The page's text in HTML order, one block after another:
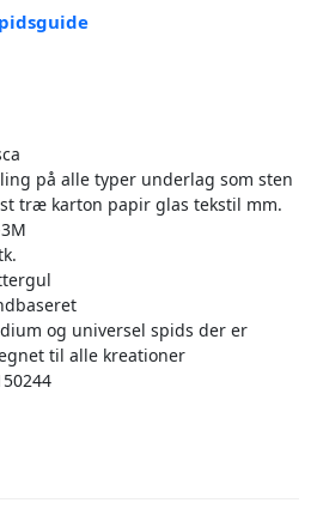
på alle typer underlag som sten
træ karton papir glas tekstil mm.
og universel spids der er
til alle kreationer